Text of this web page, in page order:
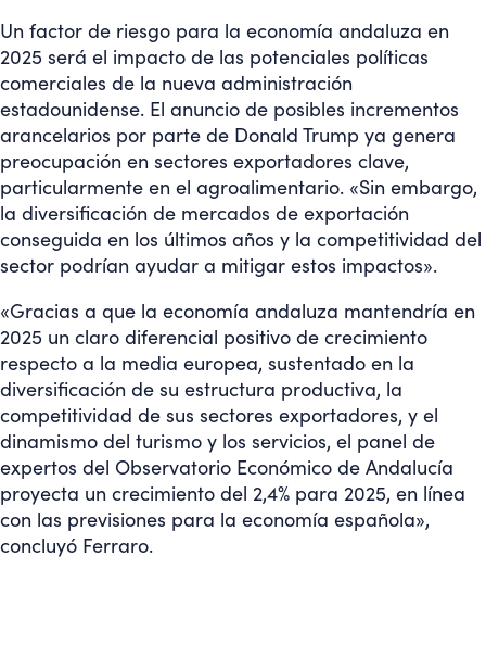
Un factor de riesgo para la economía andaluza en
2025 será el impacto de las potenciales políticas
comerciales de la nueva administración
estadounidense. El anuncio de posibles incrementos
arancelarios por parte de Donald Trump ya genera
preocupación en sectores exportadores clave,
particularmente en el agroalimentario. «Sin embargo,
la diversificación de mercados de exportación
conseguida en los últimos años y la competitividad del
sector podrían ayudar a mitigar estos impactos».
«Gracias a que la economía andaluza mantendría en
2025 un claro diferencial positivo de crecimiento
respecto a la media europea, sustentado en la
diversificación de su estructura productiva, la
competitividad de sus sectores exportadores, y el
dinamismo del turismo y los servicios, el panel de
expertos del Observatorio Económico de Andalucía
proyecta un crecimiento del 2,4% para 2025, en línea
con las previsiones para la economía española»,
concluyó Ferraro.